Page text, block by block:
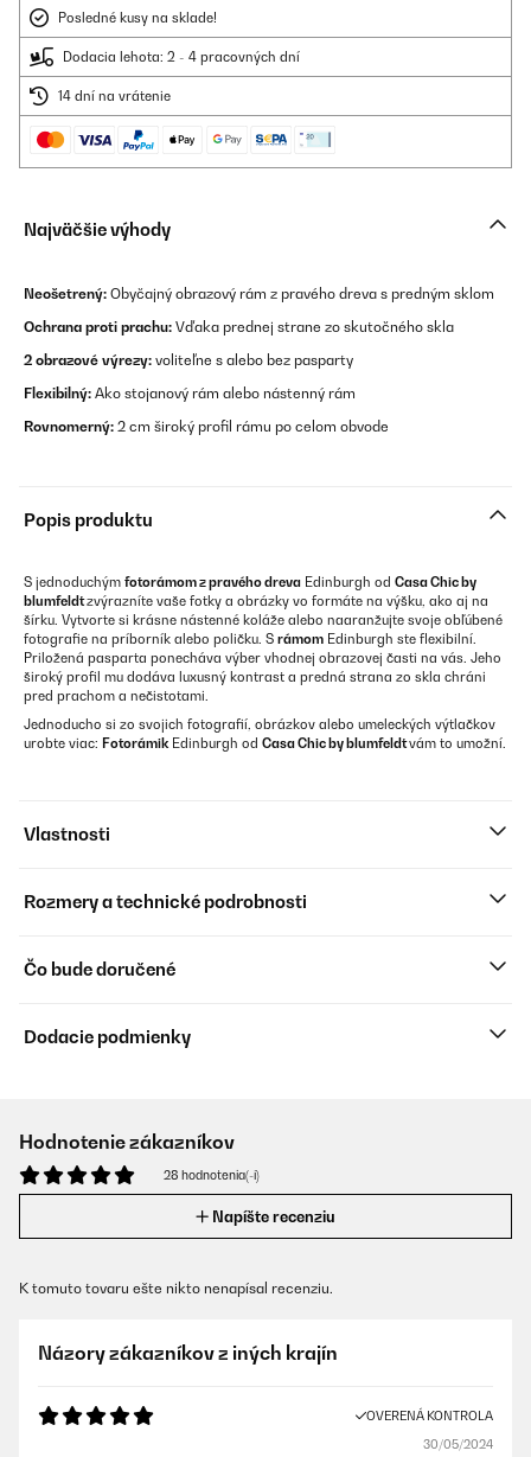
Posledné kusy na sklade!
Dodacia lehota: 2 - 4 pracovných dní
14 dní na vrátenie
Najväčšie výhody
Neošetrený: Obyčajný obrazový rám z pravého dreva s predným sklom
Ochrana proti prachu: Vďaka prednej strane zo skutočného skla
2 obrazové výrezy: voliteľne s alebo bez pasparty
Flexibilný: Ako stojanový rám alebo nástenný rám
Rovnomerný: 2 cm široký profil rámu po celom obvode
Popis produktu
S jednoduchým fotorámom z pravého dreva Edinburgh od Casa Chic by
blumfeldtzvýrazníte vaše fotky a obrázky vo formáte na výšku, ako aj na
šírku. Vytvorte si krásne nástenné koláže alebo naaranžujte svoje obľúbené
fotografie na príborník alebo poličku. S rámom Edinburgh ste flexibilní.
Priložená pasparta ponecháva výber vhodnej obrazovej časti na vás. Jeho
široký profil mu dodáva luxusný kontrast a predná strana zo skla chráni
pred prachom a nečistotami.
Jednoducho si zo svojich fotografií, obrázkov alebo umeleckých výtlačkov
urobte viac: FotorámikEdinburgh od Casa Chic by blumfeldtvám to umožní.
Vlastnosti
Rozmery a technické podrobnosti
Čo bude doručené
Dodacie podmienky
Hodnotenie zákazníkov
28 hodnotenia(-í)
Napíšte recenziu
K tomuto tovaru ešte nikto nenapísal recenziu.
Názory zákazníkov z iných krajín
OVERENÁ KONTROLA
30/05/2024